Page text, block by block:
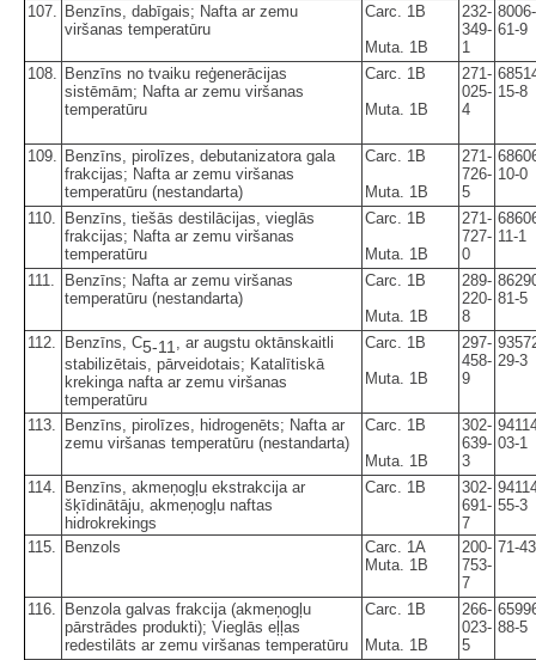
107.
Benzīns, dabīgais; Nafta ar zemu
viršanas temperatūru
Carc. 1B
Muta. 1B
232-
349-
1
8006-
61-9
108.
Benzīns no tvaiku reģenerācijas
sistēmām; Nafta ar zemu viršanas
temperatūru
Carc. 1B
Muta. 1B
271-
025-
4
15-8
109.
Benzīns, pirolīzes, debutanizatora gala
frakcijas; Nafta ar zemu viršanas
temperatūru (nestandarta)
Carc. 1B
Muta. 1B
271-
726-
5
10-0
110.
Benzīns, tiešās destilācijas, vieglās
frakcijas; Nafta ar zemu viršanas
temperatūru
Carc. 1B
Muta. 1B
271-
727-
0
11-1
111.
Benzīns; Nafta ar zemu viršanas
temperatūru (nestandarta)
Carc. 1B
Muta. 1B
289-
220-
8
81-5
112. Benzīns, C5-11
, ar augstu oktānskaitli
stabilizētais, pārveidotais; Katalītiskā
krekinga nafta ar zemu viršanas
temperatūru
Carc. 1B
Muta. 1B
297-
458-
9
29-3
113.
Benzīns, pirolīzes, hidrogenēts; Nafta ar
zemu viršanas temperatūru (nestandarta)
Carc. 1B
Muta. 1B
302-
639-
3
03-1
114.
Benzīns, akmeņogļu ekstrakcija ar
šķīdinātāju, akmeņogļu naftas
hidrokrekings
Carc. 1B
302-
691-
7
55-3
115. Benzols
Carc. 1A
Muta. 1B
200-
753-
7
71-
116.
Benzola galvas frakcija (akmeņogļu
pārstrādes produkti); Vieglās eļļas
redestilāts ar zemu viršanas temperatūru
Carc. 1B
Muta. 1B
266-
023-
5
88-5